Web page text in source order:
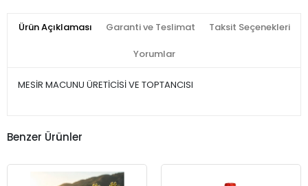
Ürün Açıklaması Garanti ve Teslimat Taksit Seçenekleri
Yorumlar
MESİR MACUNU ÜRETİCİSİ VE TOPTANCISI
Benzer Ürünler